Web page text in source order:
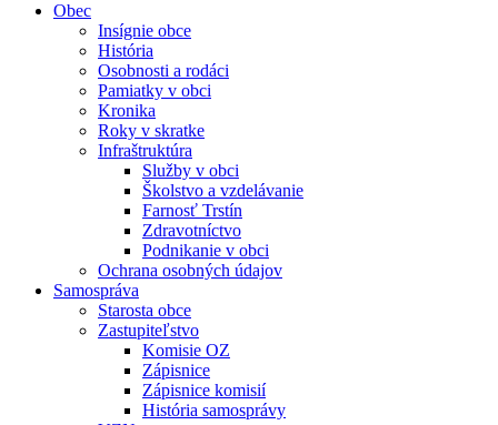
Obec
Insígnie obce
História
Osobnosti a rodáci
Pamiatky v obci
Kronika
Roky v skratke
Infraštruktúra
Služby v obci
Školstvo a vzdelávanie
Farnosť Trstín
Zdravotníctvo
Podnikanie v obci
Ochrana osobných údajov
Samospráva
Starosta obce
Zastupiteľstvo
Komisie OZ
Zápisnice
Zápisnice komisií
História samosprávy